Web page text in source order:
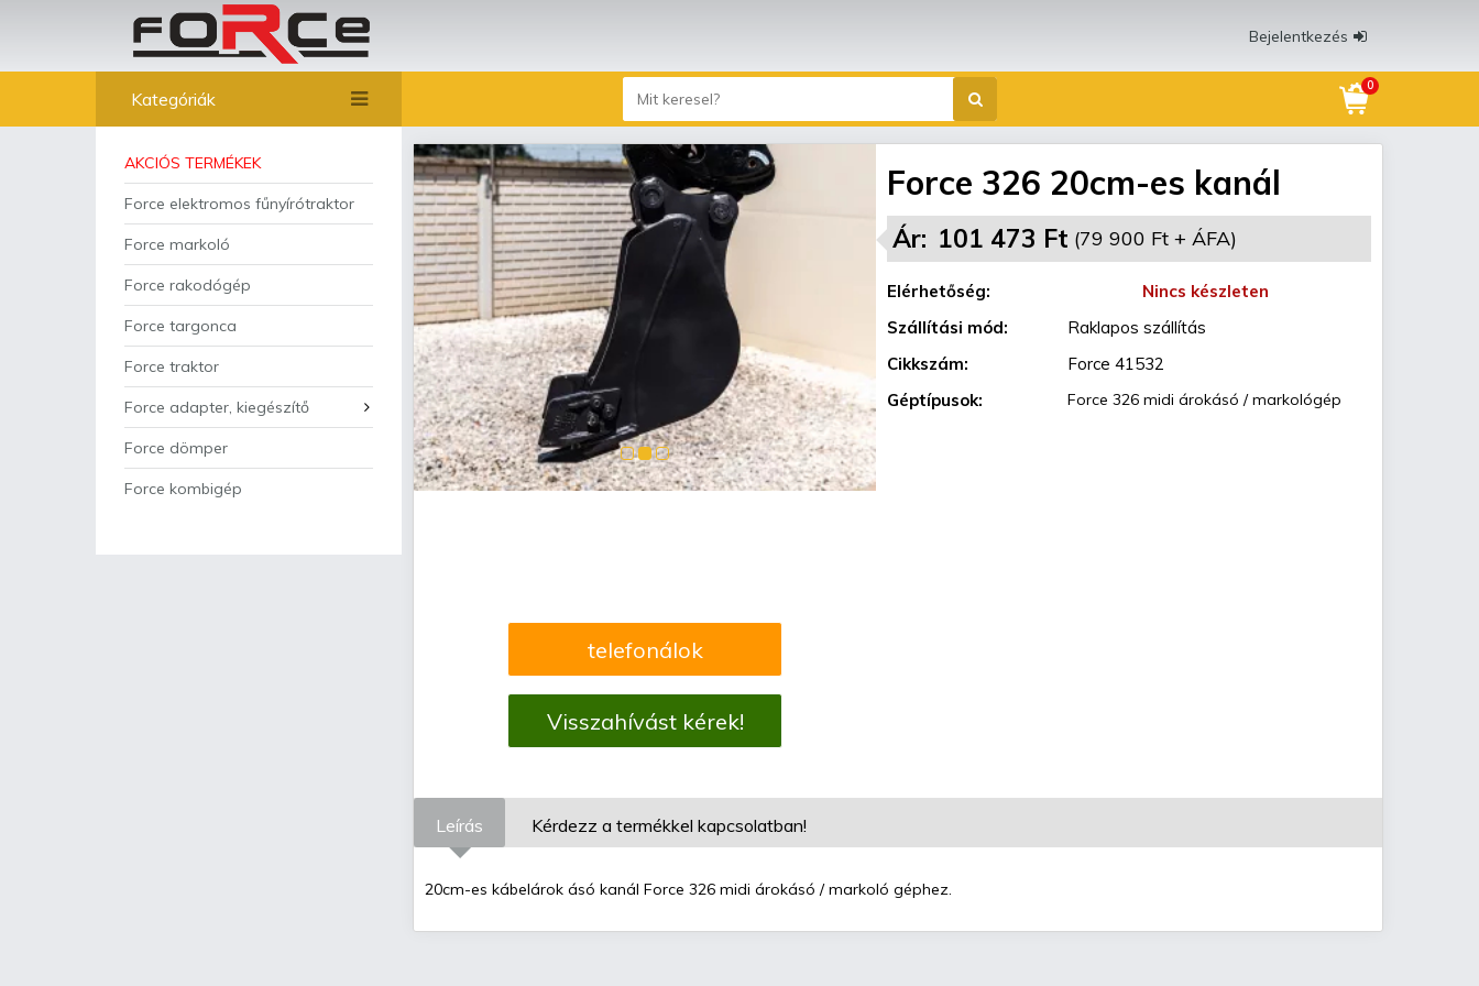
Bejelentkezés
Kategóriák
AKCIÓS TERMÉKEK
Force elektromos fűnyírótraktor
Force markoló
Force rakodógép
Force targonca
Force traktor
Force adapter, kiegészítő
Force dömper
Force kombigép
0
telefonálok
Visszahívást kérek!
Force 326 20cm-es kanál
Ár: 101 473 Ft (79 900 Ft + ÁFA)
Elérhetőség:
Nincs készleten
Szállítási mód:
Raklapos szállítás
Cikkszám:
Force 41532
Géptípusok:
Force 326 midi árokásó / markológép
Leírás Kérdezz a termékkel kapcsolatban!
20cm-es kábelárok ásó kanál Force 326 midi árokásó / markoló géphez.